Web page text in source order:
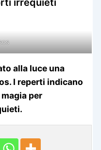
alla luce una
I reperti indicano
per